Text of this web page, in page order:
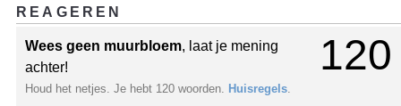
REAGEREN
120
Wees geen muurbloem, laat je mening
achter!
Houd het netjes. Je hebt 120 woorden. Huisregels.